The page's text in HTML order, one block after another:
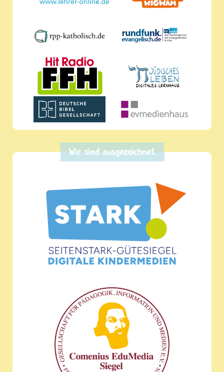
Wir sind ausgezeichnet